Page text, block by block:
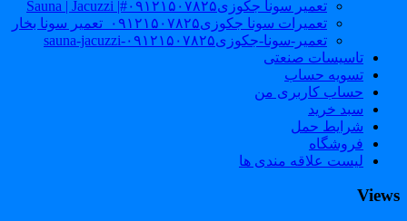
تعمیر سونا جکوزی۰۹۱۲۱۵۰۷۸۲۵#| Sauna | Jacuzzi
تعمیرات سونا جکوزی۰۹۱۲۱۵۰۷۸۲۵_تعمیر سونا بخار
تعمیر-سونا-جکوزی۰۹۱۲۱۵۰۷۸۲۵-sauna-jacuzzi
تاسیسات صنعتی
تسویه حساب
حساب کاربری من
سبد خرید
شرایط حمل
فروشگاه
لیست علاقه مندی ها